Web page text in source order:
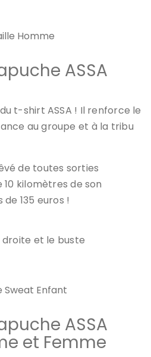
ASSA
t-shirt ASSA ! Il renforce le
au groupe et à la tribu
de toutes sorties
kilomètres de son
135 euros !
droite et le buste
ASSA
et Femme